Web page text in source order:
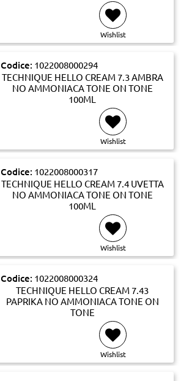
Wishlist
Codice: 1022008000294
TECHNIQUE HELLO CREAM 7.3 AMBRA
NO AMMONIACA TONE ON TONE
100ML
Wishlist
Codice: 1022008000317
TECHNIQUE HELLO CREAM 7.4 UVETTA
NO AMMONIACA TONE ON TONE
100ML
Wishlist
Codice: 1022008000324
TECHNIQUE HELLO CREAM 7.43
PAPRIKA NO AMMONIACA TONE ON
TONE
Wishlist